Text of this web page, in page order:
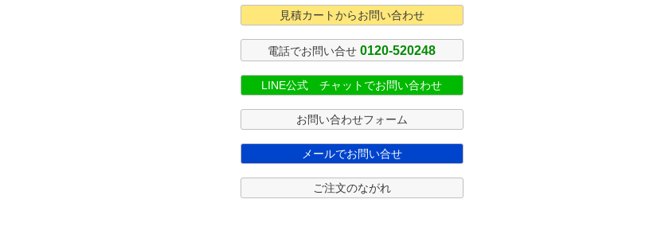
見積カートからお問い合わせ
電話でお問い合せ0120-520248
LINE公式 チャットでお問い合わせ
お問い合わせフォーム
メールでお問い合せ
ご注文のながれ